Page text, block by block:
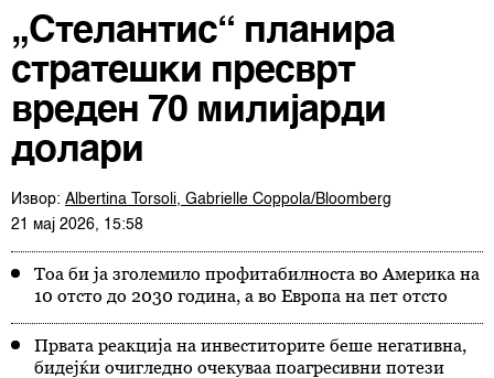
„Стелантис“ планира
стратешки пресврт
вреден 70 милијарди
долари
Извор: Albertina Torsoli, Gabrielle Coppola/Bloomberg
21 мај 2026, 15:58
Тоа би ја зголемило профитабилноста во Америка на
10 отсто до 2030 година, а во Европа на пет отсто
Првата реакција на инвеститорите беше негативна,
бидејќи очигледно очекуваа поагресивни потези